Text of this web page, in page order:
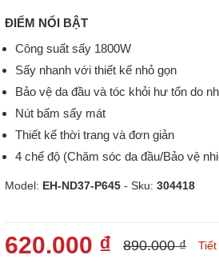
ĐIỂM NỔI BẬT
Công suất sấy 1800W
Sấy nhanh với thiết kế nhỏ gọn
Bảo vệ da đầu và tóc khỏi hư tổn do
Nút bấm sấy mát
Thiết kế thời trang và đơn giản
4 chế độ (Chăm sóc da đầu/Bảo vệ
Model: EH-ND37-P645 - Sku: 304418
620.000 ₫ 890.000 ₫